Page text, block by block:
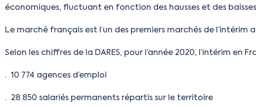
économiques, fluctuant en fonction des hausses et des
Le marché français est l’un des premiers marchés de l’intérim
Selon les chiffres de la DARES, pour l’année 2020, l’intérim en
· 10 774 agences d’emploi
· 28 850 salariés permanents répartis sur le territoire